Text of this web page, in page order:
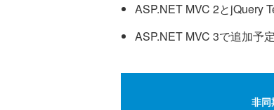
ASP.NET MVC 2とjQuery
ASP.NET MVC 3で追加予
非